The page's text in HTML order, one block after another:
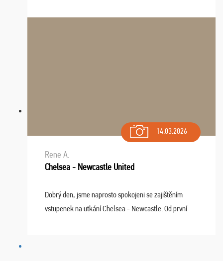
spokojnosti. Sedenie bolo dobré, štadión Barnabéu ...
14.03.2026
Rene A.
Chelsea - Newcastle United
Dobrý den, jsme naprosto spokojeni se zajištěním
vstupenek na utkání Chelsea - Newcastle. Od první